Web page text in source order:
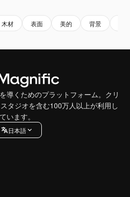
木材 表面 美的 背景
導くためのプラットフォーム。クリ
タジオを含む100万人以上が利用し
ています。
日本語